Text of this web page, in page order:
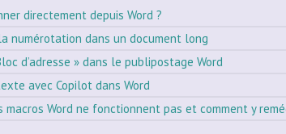
directement depuis Word ?
numérotation dans un document long
d’adresse » dans le publipostage Word
avec Copilot dans Word
macros Word ne fonctionnent pas et comment y